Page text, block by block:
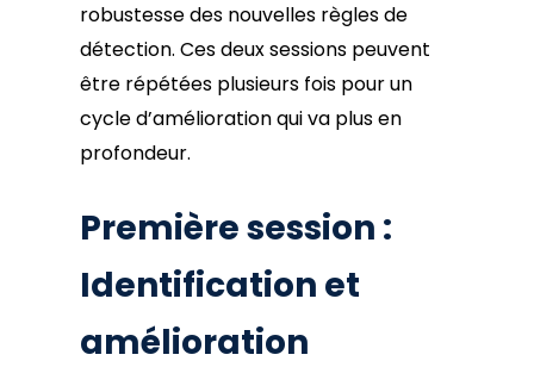
robustesse des nouvelles règles de
détection. Ces deux sessions peuvent
être répétées plusieurs fois pour un
cycle d’amélioration qui va plus en
profondeur.
Première session :
Identification et
amélioration